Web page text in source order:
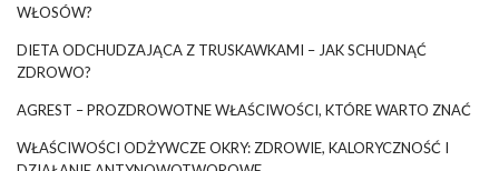
WŁOSÓW?
DIETA ODCHUDZAJĄCA Z TRUSKAWKAMI – JAK SCHUDNĄĆ
ZDROWO?
AGREST – PROZDROWOTNE WŁAŚCIWOŚCI, KTÓRE WARTO ZNAĆ
WŁAŚCIWOŚCI ODŻYWCZE OKRY: ZDROWIE, KALORYCZNOŚĆ I